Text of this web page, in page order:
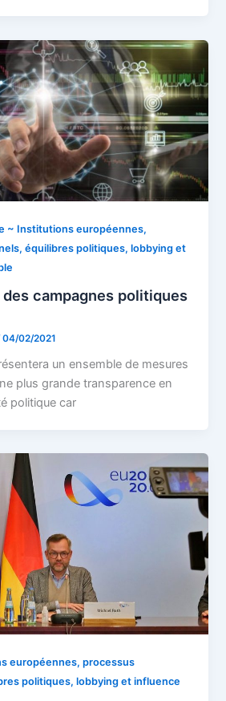
~ Institutions européennes,
équilibres politiques, lobbying et
campagnes politiques
04/02/2021
un ensemble de mesures
plus grande transparence en
politique car
européennes, processus
politiques, lobbying et influence